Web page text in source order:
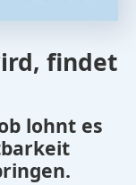
findet
lohnt es